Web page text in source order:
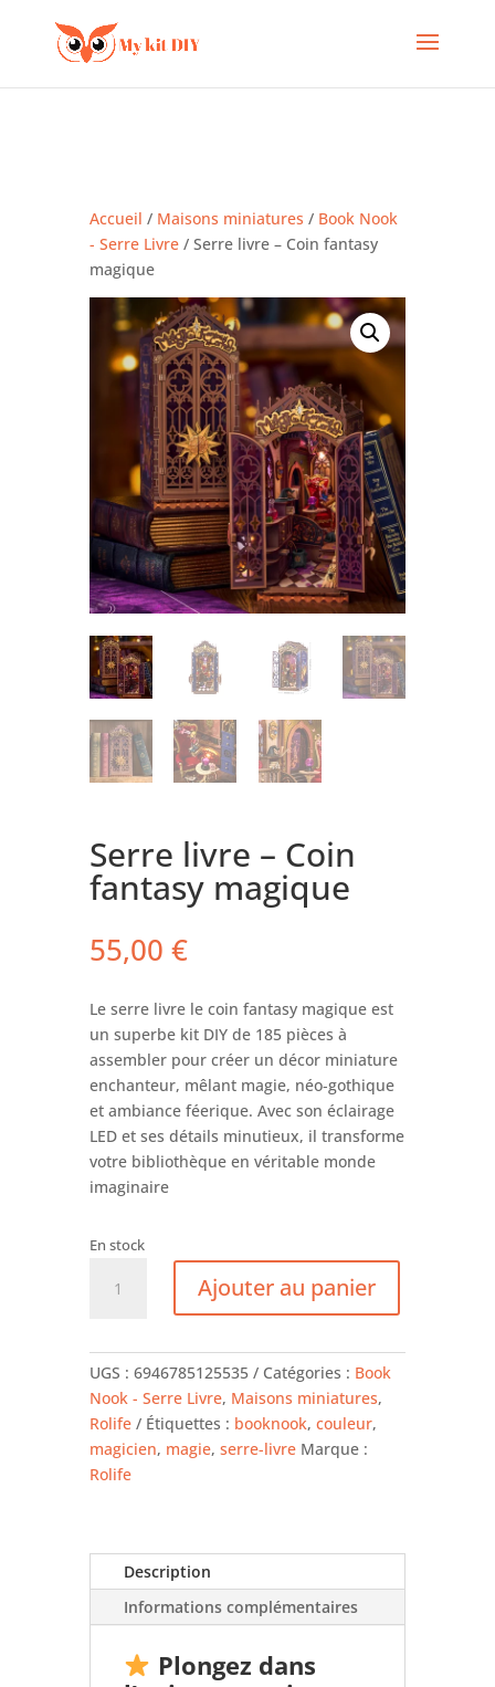
Accueil / Maisons miniatures / Book Nook
- Serre Livre/ Serre livre – Coin fantasy
magique
Serre livre – Coin
fantasy magique
55,00 €
Le serre livre le coin fantasy magique est
un superbe kit DIY de 185 pièces à
assembler pour créer un décor miniature
enchanteur, mêlant magie, néo‑gothique
et ambiance féerique. Avec son éclairage
LED et ses détails minutieux, il transforme
votre bibliothèque en véritable monde
imaginaire
En stock
-
Coin
fantasy
magique
Ajouter au panier
UGS : 6946785125535 Catégories : Book
Nook - Serre Livre, Maisons miniatures,
Rolife
Étiquettes : booknook, couleur,
magicien, magie, serre-livre Marque :
Rolife
Description
Informations complémentaires
Plongez dans